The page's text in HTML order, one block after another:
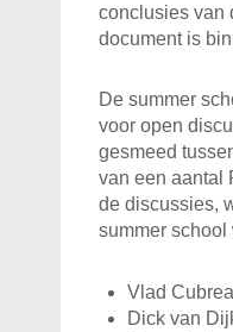
conclusies van
document is
De summer
voor open
gesmeed
van een aantal
de discussies,
summer school
Vlad
Dick van